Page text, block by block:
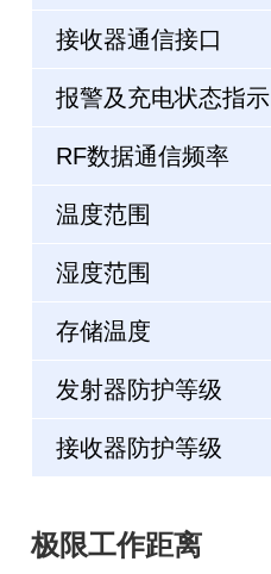
接收器通信接口
报警及充电状态指示
RF数据通信频率
温度范围
湿度范围
存储温度
发射器防护等级
接收器防护等级
极限工作距离